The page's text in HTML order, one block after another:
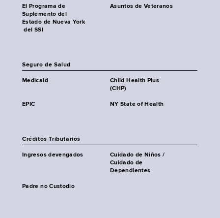
El Programa de
Suplemento del
Estado de Nueva York
del SSI
Asuntos de Veteranos
Seguro de Salud
Medicaid
Child Health Plus
(CHP)
EPIC NY State of Health
Créditos Tributarios
Ingresos devengados
Cuidado de Niños /
Cuidado de
Dependientes
Padre no Custodio